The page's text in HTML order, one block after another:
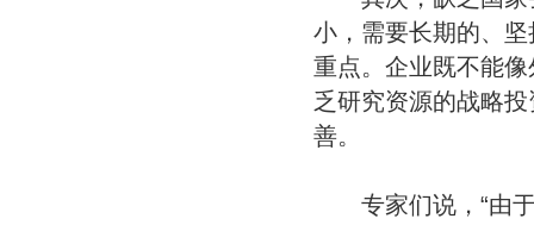
小，需要长期的、
重点。企业既不能
乏研究资源的战略
善。
专家们说，“由于